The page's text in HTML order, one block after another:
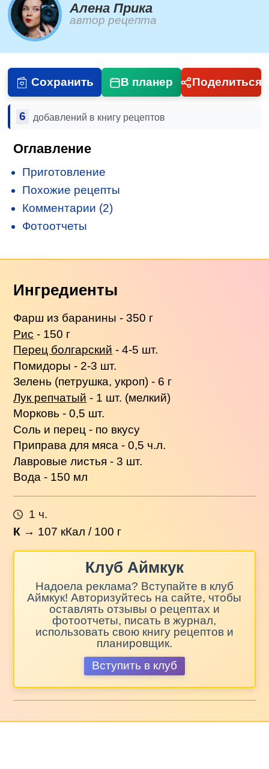
Алена Прика
автор рецепта
Сохранить В планер Поделиться
6 добавлений в книгу рецептов
Оглавление
Приготовление
Похожие рецепты
Комментарии (2)
Фотоотчеты
Ингредиенты
Фарш из баранины - 350 г
Рис - 150 г
Перец болгарский - 4-5 шт.
Помидоры - 2-3 шт.
Зелень (петрушка, укроп) - 6 г
Лук репчатый - 1 шт. (мелкий)
Морковь - 0,5 шт.
Соль и перец - по вкусу
Приправа для мяса - 0,5 ч.л.
Лавровые листья - 3 шт.
Вода - 150 мл
1 ч.
К → 107 кКал / 100 г
Клуб Аймкук
Надоела реклама? Вступайте в клуб
Аймкук! Авторизуйтесь на сайте, чтобы
оставлять отзывы о рецептах и
фотоотчеты, писать в журнал,
использовать свою книгу рецептов и
планировщик.
Вступить в клуб